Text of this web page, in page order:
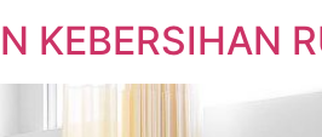
KEBERSIHAN